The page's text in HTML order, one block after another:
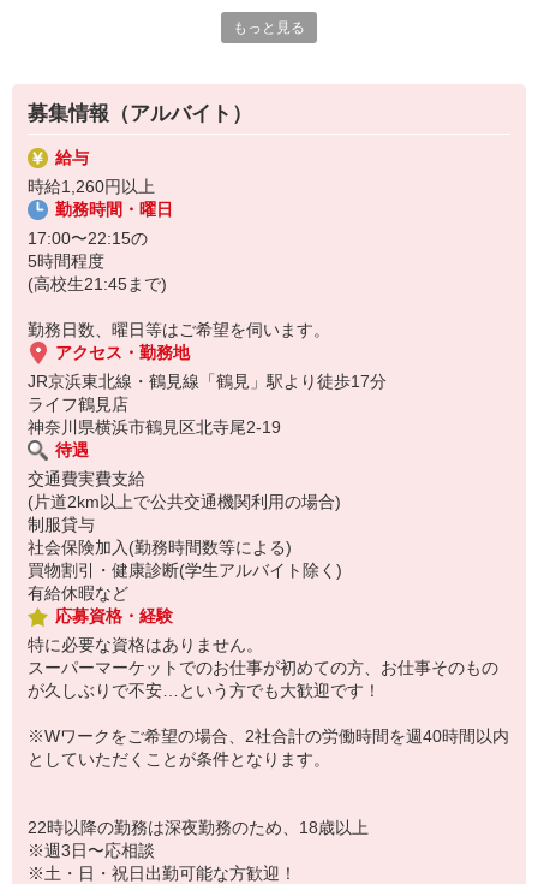
はありませんので、どなたでも楽しく働くことができます!
自動で出てくるので、ミスが少なく安心です。お客さまとのコミュ
もっと見る
募集情報（アルバイト）
給与
時給1,260円以上
勤務時間・曜日
17:00〜22:15の
5時間程度
(高校生21:45まで)
勤務日数、曜日等はご希望を伺います。
アクセス・勤務地
JR京浜東北線・鶴見線「鶴見」駅より徒歩17分
ライフ鶴見店
神奈川県横浜市鶴見区北寺尾2-19
待遇
交通費実費支給
(片道2km以上で公共交通機関利用の場合)
制服貸与
社会保険加入(勤務時間数等による)
買物割引・健康診断(学生アルバイト除く)
有給休暇など
応募資格・経験
特に必要な資格はありません。
スーパーマーケットでのお仕事が初めての方、お仕事そのもの
が久しぶりで不安…という方でも大歓迎です！
※Wワークをご希望の場合、2社合計の労働時間を週40時間以内
としていただくことが条件となります。
22時以降の勤務は深夜勤務のため、18歳以上
※週3日〜応相談
※土・日・祝日出勤可能な方歓迎！